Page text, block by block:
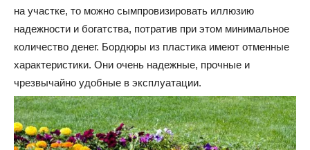
на участке, то можно сымпровизировать иллюзию
надежности и богатства, потратив при этом минимальное
количество денег. Бордюры из пластика имеют отменные
характеристики. Они очень надежные, прочные и
чрезвычайно удобные в эксплуатации.